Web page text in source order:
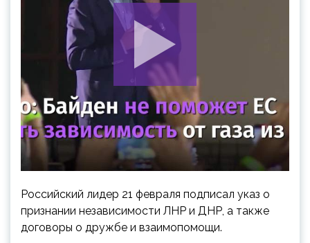
Российский лидер 21 февраля подписал указ о
признании независимости ЛНР и ДНР, а также
договоры о дружбе и взаимопомощи.